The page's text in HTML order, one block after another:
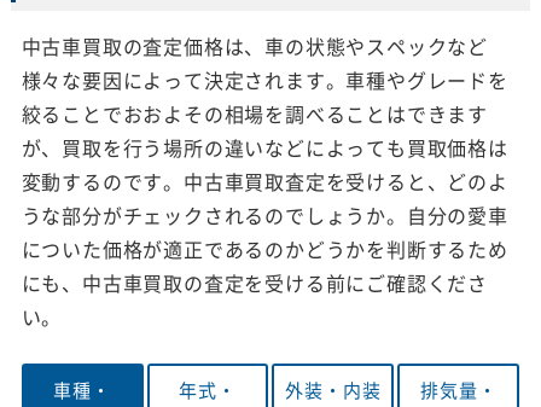
中古車買取の査定価格は、車の状態やスペックなど
様々な要因によって決定されます。車種やグレードを
絞ることでおおよその相場を調べることはできます
が、買取を行う場所の違いなどによっても買取価格は
変動するのです。中古車買取査定を受けると、どのよ
うな部分がチェックされるのでしょうか。自分の愛車
についた価格が適正であるのかどうかを判断するため
にも、中古車買取の査定を受ける前にご確認くださ
い。
車種・
年式・
外装・ 内装
排気量・